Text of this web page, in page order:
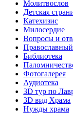
Молитвослов
Детская
Катехизис
Милосердие
Вопросы и
Библиотека
Фотогалерея
Аудиотека
3D тур по
3D вид Храма
Нужды храма